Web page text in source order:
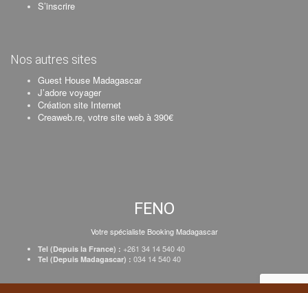
S’inscrire
Nos autres sites
Guest House Madagascar
J’adore voyager
Création site Internet
Creaweb.re, votre site web à 390€
FENO
Votre spécialiste Booking Madagascar
Tel (Depuis la France) : +261 34 14 540 40
Tel (Depuis Madagascar) : 034 14 540 40